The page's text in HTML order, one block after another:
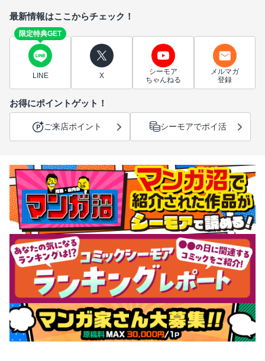
最新情報はここからチェック！
限定特典GET
LINE X
シーモア
ちゃんねる
メルマガ
登録
お得にポイントゲット！
ご来店ポイント シーモアでポイ活